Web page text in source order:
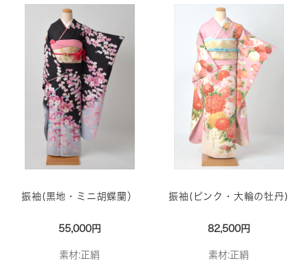
振袖(黒地・ミニ胡蝶蘭）
55,000円
素材:正絹
振袖(ピンク・大輪の牡丹)
82,500円
素材:正絹